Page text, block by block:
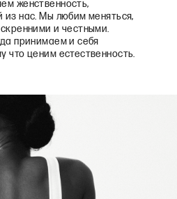
женственность,
из нас. Мы любим меняться,
и честными.
принимаем и себя
что ценим естественность.